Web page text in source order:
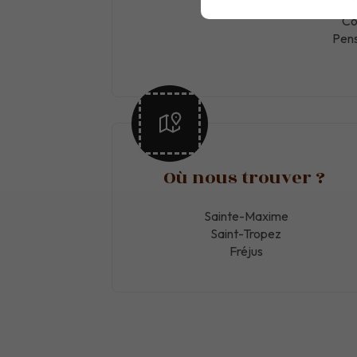
Où nous trouver ?
Sainte-Maxime
Saint-Tropez
Fréjus